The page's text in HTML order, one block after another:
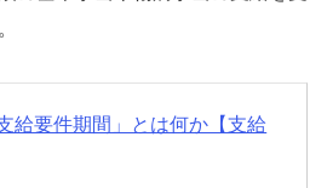
給要件期間」とは何か【支給